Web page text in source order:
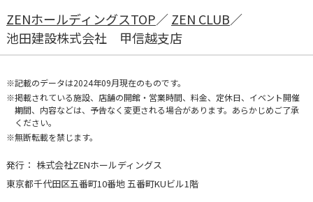
ZENホールディングスTOP
ZEN CLUB
池田建設株式会社 甲信越支店
記載のデータは2024年09月現在のものです。
掲載されている施設、店舗の開館・営業時間、料金、定休日、イベント開催
期間、内容などは、予告なく変更される場合があります。あらかじめご了承
ください。
無断転載を禁じます。
発行： 株式会社ZENホールディングス
東京都千代田区五番町10番地 五番町KUビル1階